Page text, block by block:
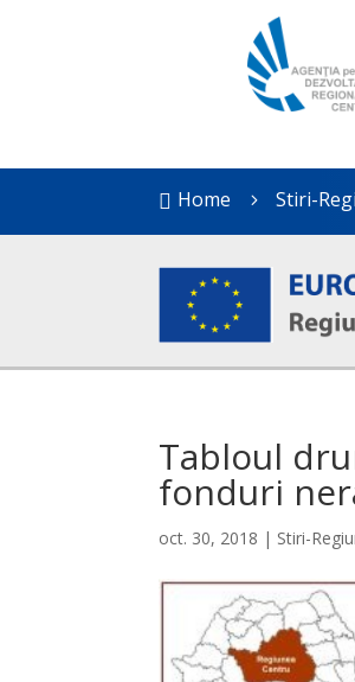
 Home 5 Stiri-
Tabloul
fonduri
oct. 30, 2018 | Stiri-